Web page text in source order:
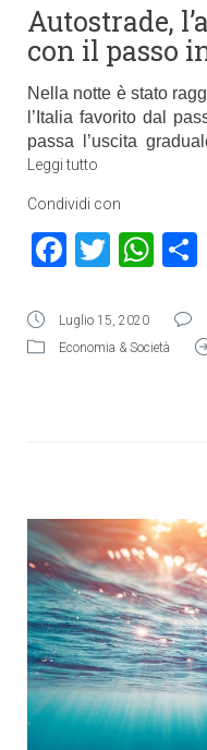
Autostrade,
con il passo
Nella notte è stato
l’Italia favorito dal
passa l’uscita
Leggi tutto
Condividi con
Facebook
Twitter
Luglio 15, 2020
Economia & Società